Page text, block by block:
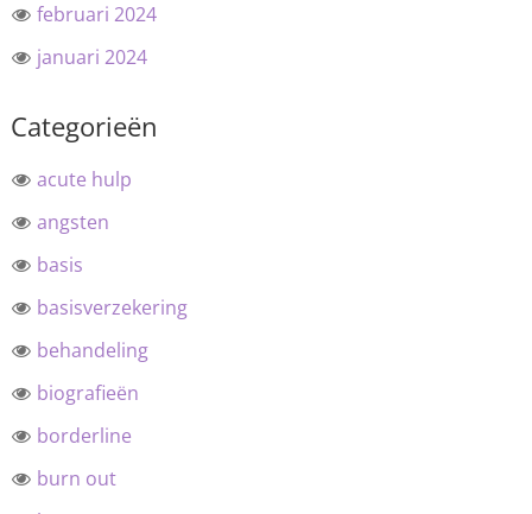
februari 2024
januari 2024
Categorieën
acute hulp
angsten
basis
basisverzekering
behandeling
biografieën
borderline
burn out